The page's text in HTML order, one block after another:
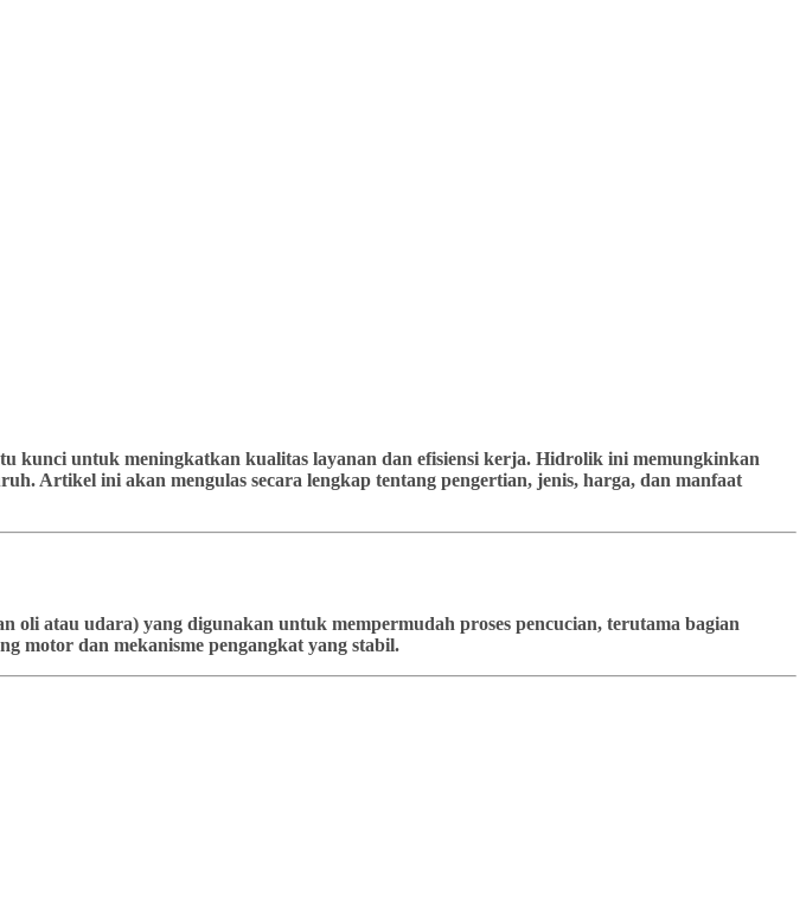
kunci untuk meningkatkan kualitas layanan dan efisiensi kerja. Hidrolik ini memungkinkan
Artikel ini akan mengulas secara lengkap tentang pengertian, jenis, harga, dan manfaat
atau udara) yang digunakan untuk mempermudah proses pencucian, terutama bagian
motor dan mekanisme pengangkat yang stabil.